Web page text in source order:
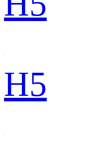
H5